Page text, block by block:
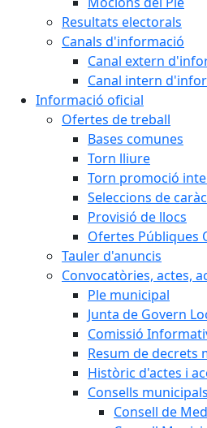
Resultats electorals
Canals d'informació
Canal extern
Canal intern
Informació oficial
Ofertes de treball
Bases comunes
Torn lliure
Torn promoció
Seleccions de
Provisió de llocs
Ofertes Públiques
Tauler d'anuncis
Convocatòries, actes,
Ple municipal
Junta de Govern
Comissió
Resum de decrets
Històric d'actes i
Consells municipals
Consell de